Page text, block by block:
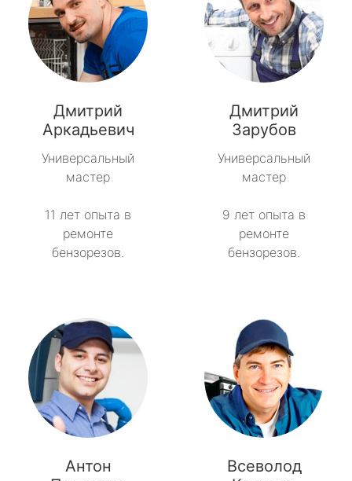
Дмитрий
Аркадьевич
Универсальный
мастер
11 лет опыта в
ремонте
бензорезов.
Дмитрий
Зарубов
Универсальный
мастер
9 лет опыта в
ремонте
бензорезов.
Антон
Всеволод